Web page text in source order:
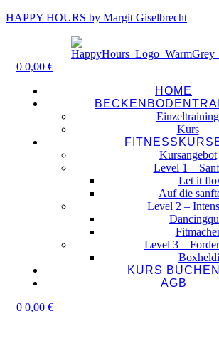
HAPPY HOURS by Margit Giselbrecht
0 0,00 €
HOME
Einzeltraining
Kurs
Kursangebot
Level 1 –
Let it
Auf die
Level 2 –
Level 3 –
KURS BUCHEN
AGB
0 0,00 €